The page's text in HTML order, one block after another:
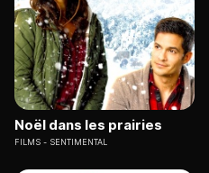
Noël dans les prairies
FILMS SENTIMENTAL